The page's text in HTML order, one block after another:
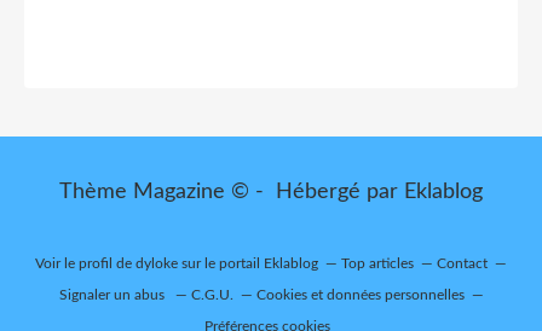
Thème Magazine © - Hébergé par Eklablog
Voir le profil de dyloke sur le portail Eklablog Top articles Contact
Signaler un abus C.G.U. Cookies et données personnelles
Préférences cookies